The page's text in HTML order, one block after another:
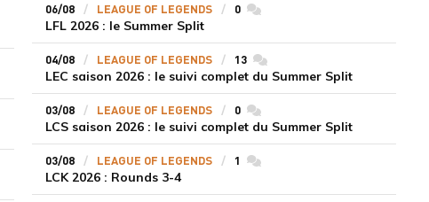
06/08 LEAGUE OF LEGENDS 0commentaires
LFL 2026 : le Summer Split
04/08 LEAGUE OF LEGENDS 13commentaires
LEC saison 2026 : le suivi complet du Summer Split
03/08 LEAGUE OF LEGENDS 0commentaires
LCS saison 2026 : le suivi complet du Summer Split
03/08 LEAGUE OF LEGENDS 1 commentaires
LCK 2026 : Rounds 3-4